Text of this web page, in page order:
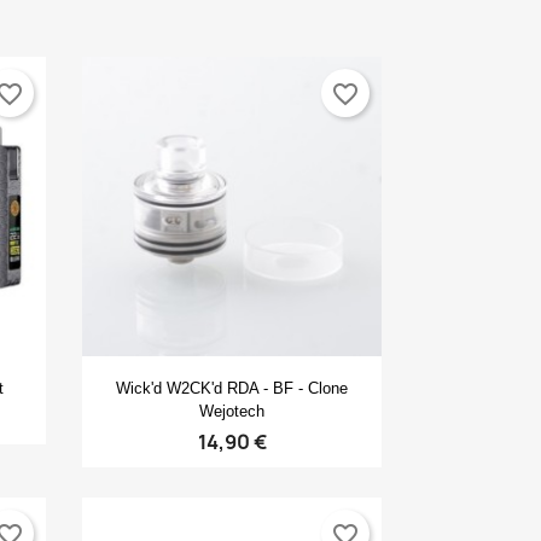
×
Anteprima
Wick'd W2CK'd RDA - BF - Clone
Wejotech
14,90 €
favorite_border
favorite_border